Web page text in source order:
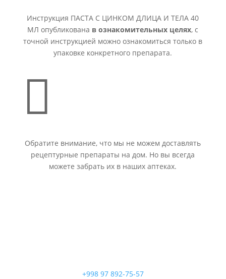
Инструкция ПАСТА С ЦИНКОМ ДЛИЦА И ТЕЛА 40
МЛ опубликована в ознакомительных целях, с
точной инструкцией можно ознакомиться только в
упаковке конкретного препарата.

Обратите внимание, что мы не можем доставлять
рецептурные препараты на дом. Но вы всегда
можете забрать их в наших аптеках.
+998 97 892-75-57